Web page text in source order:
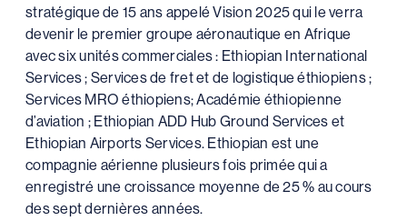
stratégique de 15 ans appelé Vision 2025 qui le verra
devenir le premier groupe aéronautique en Afrique
avec six unités commerciales : Ethiopian International
Services ; Services de fret et de logistique éthiopiens ;
Services MRO éthiopiens; Académie éthiopienne
d’aviation ; Ethiopian ADD Hub Ground Services et
Ethiopian Airports Services. Ethiopian est une
compagnie aérienne plusieurs fois primée qui a
enregistré une croissance moyenne de 25 % au cours
des sept dernières années.